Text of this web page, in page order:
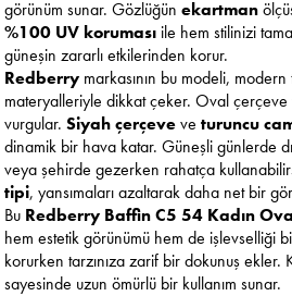
görünüm sunar. Gözlüğünekartman
%100 UV koruması ile hem stilinizi
güneşin zararlı etkilerinden korur.
Redberry markasının bu modeli, modern
materyalleriyle dikkat çeker. Oval çerçeve
vurgular.Siyah çerçeveveturuncu
dinamik bir hava katar. Güneşli günlerde
veya şehirde gezerken rahatça
tipi, yansımaları azaltarak daha net bir
Bu Redberry Baffin C5 54 Kadın
hem estetik görünümü hem de işlevselliği
korurken tarzınıza zarif bir dokunuş ekler.
sayesinde uzun ömürlü bir kullanım sunar.